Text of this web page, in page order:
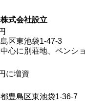
式会社設立
区東池袋1-47-3
心に別荘地、ペンシ
に増資
豊島区東池袋1-36-7